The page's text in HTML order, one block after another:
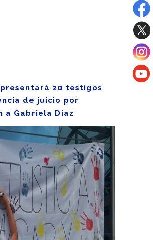
20 testigos
de juicio por
a Gabriela Díaz